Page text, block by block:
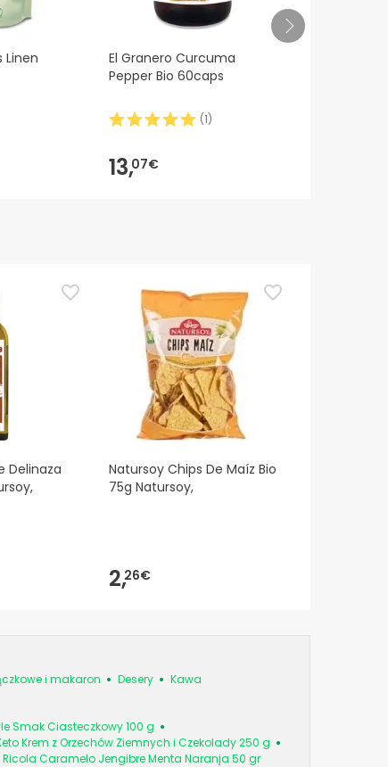
Linen
El Granero Curcuma
Pepper Bio 60caps
(1)
13,07€
Delinaza
Natursoy Chips De Maíz Bio
75g Natursoy,
2,26€
i makaron Desery Kawa
Smak Ciasteczkowy 100 g
Krem z Orzechów Ziemnych i Czekolady 250 g
Ricola Caramelo Jengibre Menta Naranja 50 gr